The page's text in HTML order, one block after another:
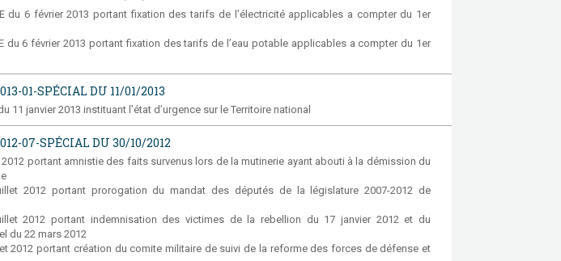
du 6 février 2013 portant fixation des tarifs de l’électricité applicables a compter du 1er
du 6 février 2013 portant fixation des tarifs de l’eau potable applicables a compter du 1er
01-SPÉCIAL DU 11/01/2013
11 janvier 2013 instituant l’état d’urgence sur le Territoire national
07-SPÉCIAL DU 30/10/2012
2012 portant amnistie des faits survenus lors de la mutinerie ayant abouti à la démission du
2012 portant prorogation du mandat des députés de la législature 2007-2012 de
2012 portant indemnisation des victimes de la rebellion du 17 janvier 2012 et du
du 22 mars 2012
2012 portant création du comite militaire de suivi de la reforme des forces de défense et